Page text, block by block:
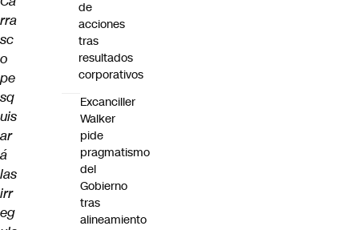
rra
sc
o
pe
sq
uis
ar
á
las
irr
eg
de
acciones
tras
resultados
corporativos
Excanciller
Walker
pide
pragmatismo
del
Gobierno
tras
alineamiento